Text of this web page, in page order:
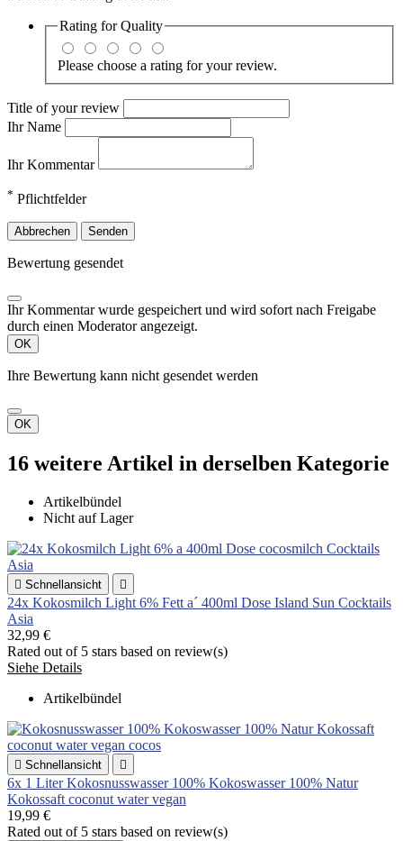
Rating forQuality
Please choose a rating for your review.
Title of your review
Ihr Name
Ihr Kommentar
* Pflichtfelder
Abbrechen Senden
Bewertung gesendet
Ihr Kommentar wurde gespeichert und wird sofort nach Freigabe
durch einen Moderator angezeigt.
OK
Ihre Bewertung kann nicht gesendet werden
OK
16 weitere Artikel in derselben Kategorie
Artikelbündel
Nicht auf Lager
 Schnellansicht 
24x Kokosmilch Light 6% Fett a´ 400ml Dose Island Sun Cocktails
Asia
32,99 €
Rated out of 5 stars based on review(s)
Siehe Details
Artikelbündel
 Schnellansicht 
6x 1 Liter Kokosnusswasser 100% Kokoswasser 100% Natur
Kokossaft coconut water vegan
19,99 €
Rated out of 5 stars based on review(s)